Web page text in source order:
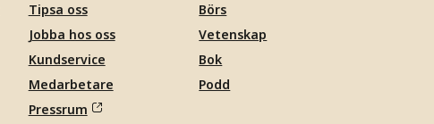
Tipsa oss
Jobba hos oss
Kundservice
Medarbetare
Pressrum
Börs
Vetenskap
Bok
Podd